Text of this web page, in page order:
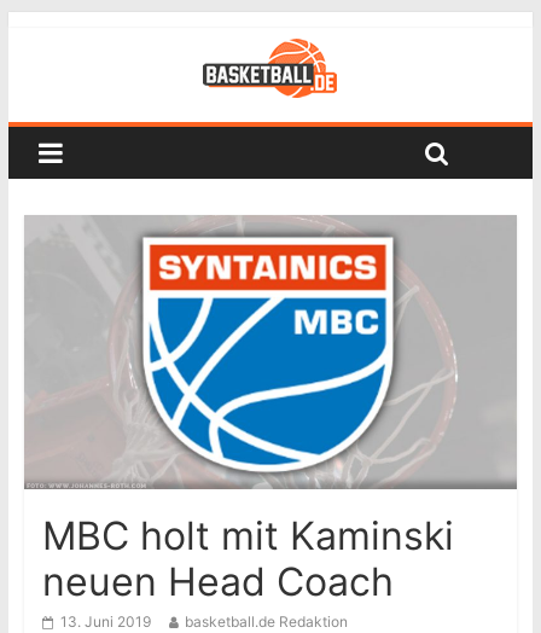
MBC holt mit Kaminski
neuen Head Coach
13. Juni 2019 basketball.de Redaktion